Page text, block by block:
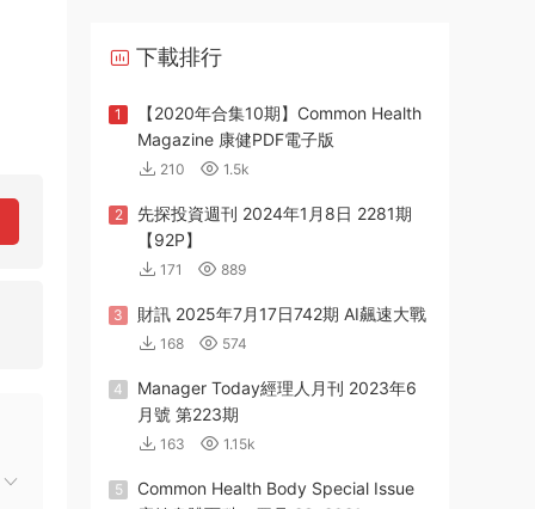
下載排行
1
【2020年合集10期】Common Health
Magazine 康健PDF電子版
210 1.5k
2
先探投資週刊 2024年1月8日 2281期
【92P】
171 889
3 財訊 2025年7月17日742期 AI飆速大戰
168 574
4
Manager Today經理人月刊 2023年6
月號 第223期
163 1.15k
5
Common Health Body Special Issue